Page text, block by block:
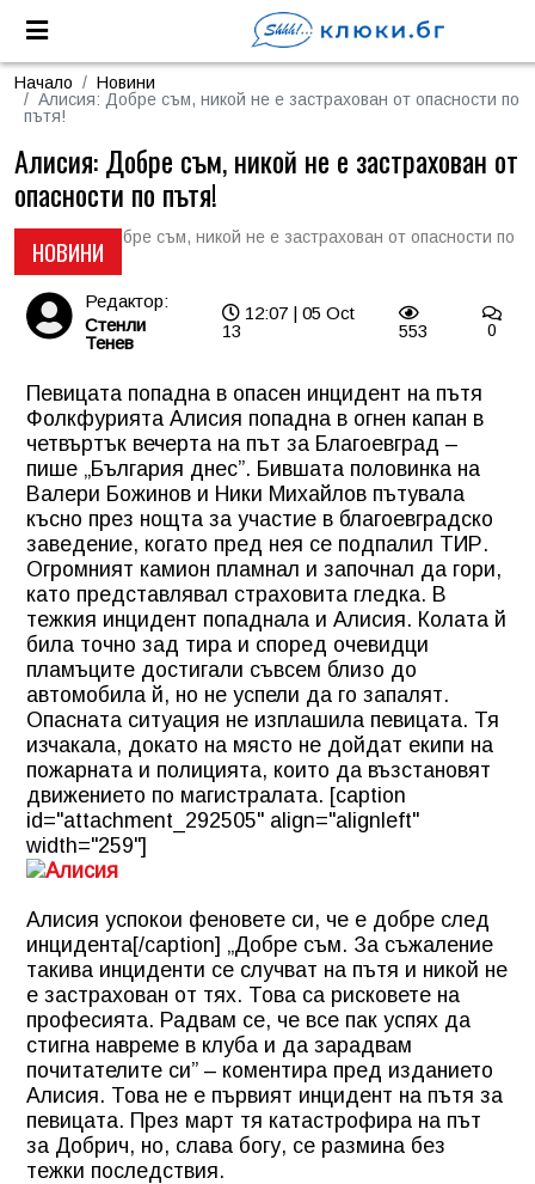
Начало
Новини
Алисия: Добре съм, никой не е застрахован от опасности по
пътя!
НОВИНИ
Алисия: Добре съм, никой не е застрахован от
опасности по пътя!
Редактор:
Стенли
Тенев
12:07 | 05 Oct
13
553 0
Певицата попадна в опасен инцидент на пътя
Фолкфурията Алисия попадна в огнен капан в
четвъртък вечерта на път за Благоевград –
пише „България днес”. Бившата половинка на
Валери Божинов и Ники Михайлов пътувала
късно през нощта за участие в благоевградско
заведение, когато пред нея се подпалил ТИР.
Огромният камион пламнал и започнал да гори,
като представлявал страховита гледка. В
тежкия инцидент попаднала и Алисия. Колата й
била точно зад тира и според очевидци
пламъците достигали съвсем близо до
автомобила й, но не успели да го запалят.
Опасната ситуация не изплашила певицата. Тя
изчакала, докато на място не дойдат екипи на
пожарната и полицията, които да възстановят
движението по магистралата. [caption
id="attachment_292505" align="alignleft"
width="259"]
Алисия успокои феновете си, че е добре след
инцидента[/caption] „Добре съм. За съжаление
такива инциденти се случват на пътя и никой не
е застрахован от тях. Това са рисковете на
професията. Радвам се, че все пак успях да
стигна навреме в клуба и да зарадвам
почитателите си” – коментира пред изданието
Алисия. Това не е първият инцидент на пътя за
певицата. През март тя катастрофира на път
за Добрич, но, слава богу, се размина без
тежки последствия.